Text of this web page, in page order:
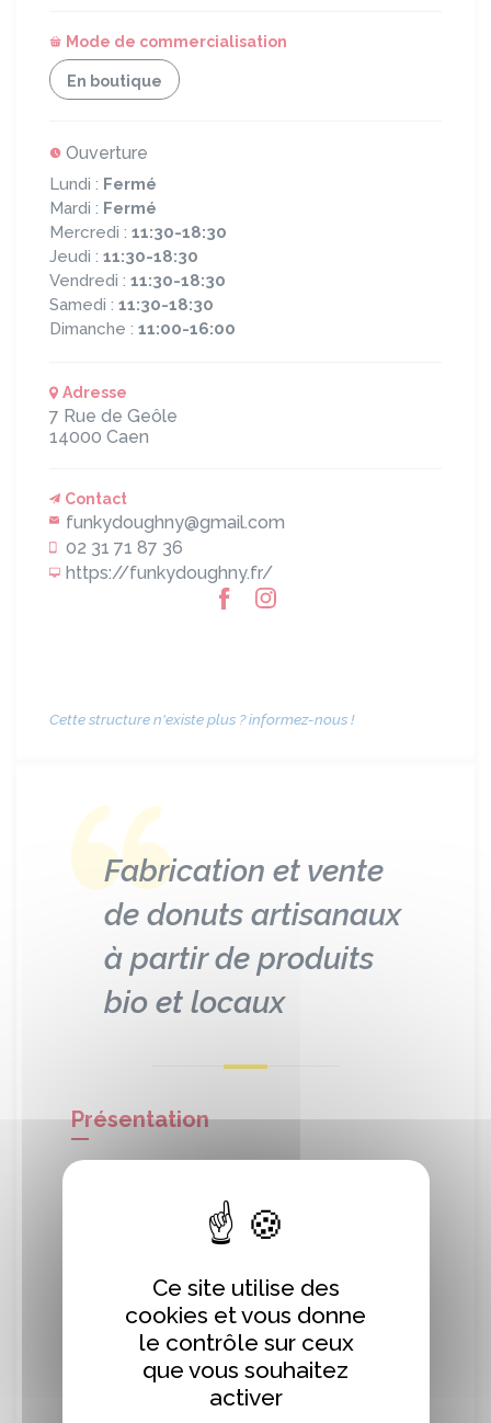
Mode de commercialisation
En boutique
Ouverture
Lundi : Fermé
Mardi : Fermé
Mercredi : 11:30-18:30
Jeudi : 11:30-18:30
Vendredi : 11:30-18:30
Samedi : 11:30-18:30
Dimanche : 11:00-16:00
Adresse
7 Rue de Geôle
14000 Caen
Contact
funkydoughny@gmail.com
02 31 71 87 36
https://funkydoughny.fr/
Cette structure n'existe plus ? informez-nous !
Fabrication et vente
de donuts artisanaux
à partir de produits
bio et locaux
Présentation
un vilain défaut, c’est un bon geste pour la
planète que de venir chez Funky Doughny,
donuts à Caen.
Vous êtes intolérant/allergique aux
lactoses ? Vous n’en trouverez pas ! Les
oeufs, vous ne les digérez plus ? Aucune
trace dans ces produits ! Les vegans
Ce site utilise des
cookies et vous donne
le contrôle sur ceux
que vous souhaitez
activer